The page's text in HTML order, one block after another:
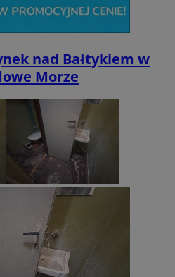
nad Bałtykiem w
Morze